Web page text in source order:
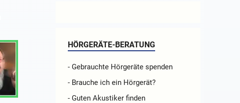
HÖRGERÄTE-BERATUNG
- Gebrauchte Hörgeräte spenden
- Brauche ich ein Hörgerät?
- Guten Akustiker finden